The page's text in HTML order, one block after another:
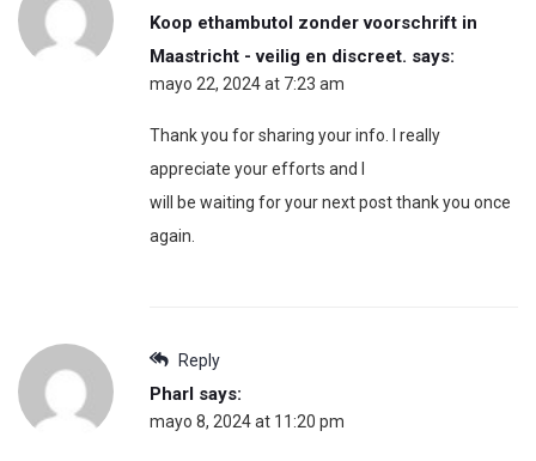
Koop ethambutol zonder voorschrift in
Maastricht - veilig en discreet. says:
mayo 22, 2024 at 7:23 am
Thank you for sharing your info. I really
appreciate your efforts and I
will be waiting for your next post thank you once
again.
Reply
Pharl says:
mayo 8, 2024 at 11:20 pm